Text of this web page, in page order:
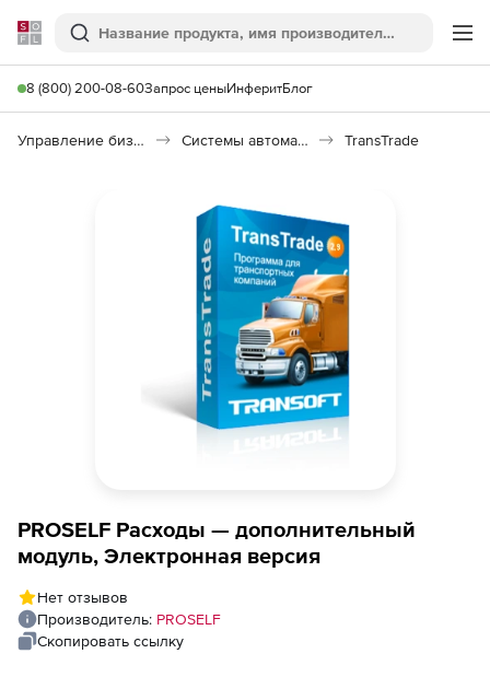
Softline
Поиск
8 (800) 200-08-60Запрос ценыИнферитБлог
Управление бизнесом, CRM/ERP Системы автоматизации TransTrade
PROSELF Расходы — дополнительный
модуль, Электронная версия
Нет отзывов
Производитель: PROSELF
Скопировать ссылку